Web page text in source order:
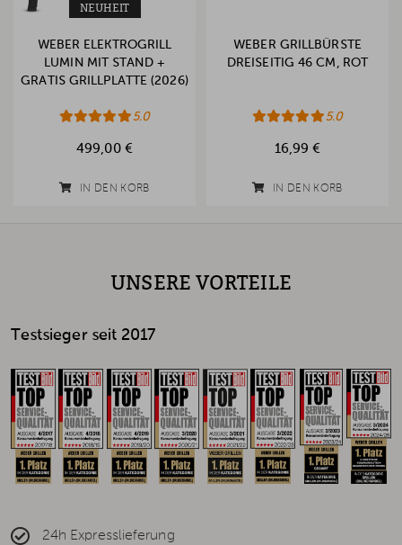
NEUHEIT
WEBER ELEKTROGRILL
LUMIN MIT STAND +
GRATIS GRILLPLATTE (2026)
5.0
499,00 €
IN DEN KORB
WEBER GRILLBÜRSTE
DREISEITIG 46 CM, ROT
5.0
16,99 €
IN DEN KORB
UNSERE VORTEILE
Testsieger seit 2017
24h Expresslieferung